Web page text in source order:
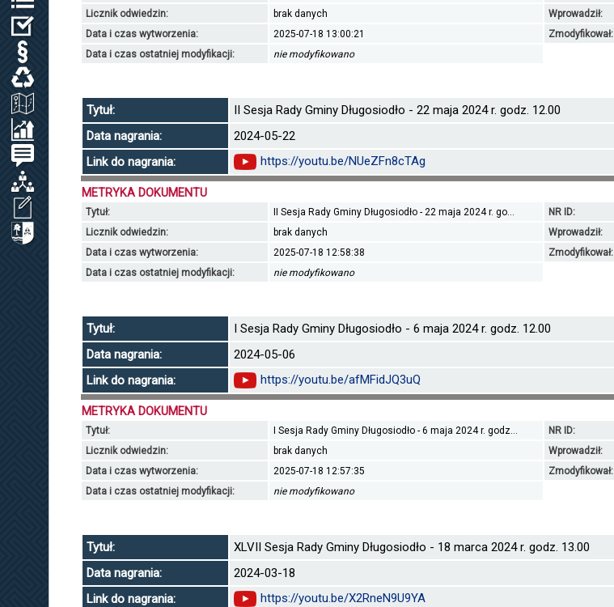
PRAWO LOKALNE
ZAGOSPODAROWANIE PRZESTRZENNE
SPRAWOZDANIA / KONTROLA ZARZĄDCZA
PETYCJE
ORGANIZACJE LOKALNE
WNIOSEK O UDOSTĘPNIENIE INF. PUBL.
CYBERBEZPIECZEŃSTWO
Licznik odwiedzin:
brak danych Wprowadził:
Data i czas wytworzenia:
2025-07-18 13:00:21 Zmodyfikował:
Data i czas ostatniej modyfikacji:
nie modyfikowano
Tytuł:
II Sesja Rady Gminy Długosiodło - 22 maja 2024 r. godz. 12.00
Data nagrania:
2024-05-22
Link do nagrania:
https://youtu.be/NUeZFn8cTAg
METRYKA DOKUMENTU
Tytuł: II Sesja Rady Gminy Długosiodło - 22 maja 2024 r. go... NR ID:
Licznik odwiedzin:
brak danych Wprowadził:
Data i czas wytworzenia:
2025-07-18 12:58:38 Zmodyfikował:
Data i czas ostatniej modyfikacji:
nie modyfikowano
Tytuł:
I Sesja Rady Gminy Długosiodło - 6 maja 2024 r. godz. 12.00
Data nagrania:
2024-05-06
Link do nagrania:
https://youtu.be/afMFidJQ3uQ
METRYKA DOKUMENTU
Tytuł: I Sesja Rady Gminy Długosiodło - 6 maja 2024 r. godz... NR ID:
Licznik odwiedzin:
brak danych Wprowadził:
Data i czas wytworzenia:
2025-07-18 12:57:35 Zmodyfikował:
Data i czas ostatniej modyfikacji:
nie modyfikowano
Tytuł:
XLVII Sesja Rady Gminy Długosiodło - 18 marca 2024 r. godz. 13.00
Data nagrania:
2024-03-18
Link do nagrania:
https://youtu.be/X2RneN9U9YA